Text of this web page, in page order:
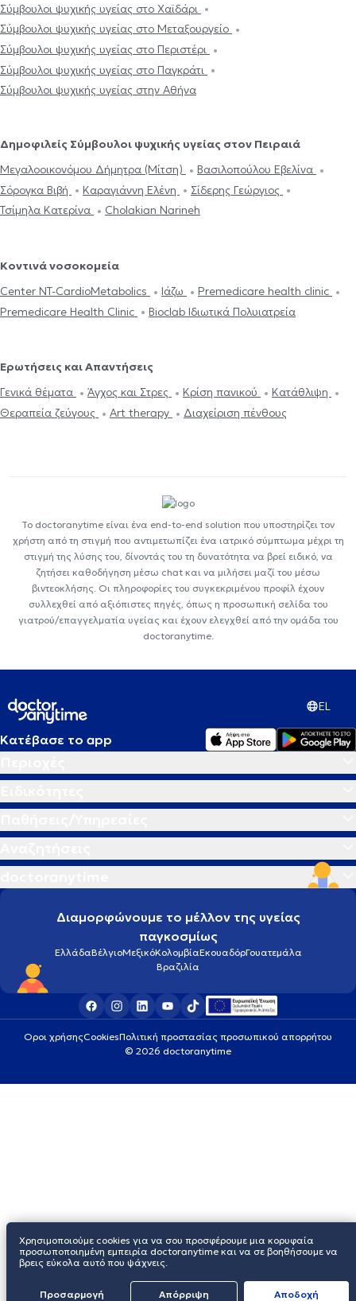
Σύμβουλοι ψυχικής υγείας στο Χαϊδάρι
Σύμβουλοι ψυχικής υγείας στο Μεταξουργείο
Σύμβουλοι ψυχικής υγείας στο Περιστέρι
Σύμβουλοι ψυχικής υγείας στο Παγκράτι
Σύμβουλοι ψυχικής υγείας στην Αθήνα
Δημοφιλείς Σύμβουλοι ψυχικής υγείας στον Πειραιά
Μεγαλοοικονόμου Δήμητρα (Μίτση)
Βασιλοπούλου Εβελίνα
Σόρογκα Βιβή
Καραγιάννη Ελένη
Σίδερης Γεώργιος
Τσίμηλα Κατερίνα
Cholakian Narineh
Κοντινά νοσοκομεία
Center NT-CardioMetabolics
Ιάζω
Premedicare health clinic
Premedicare Health Clinic
Bioclab Ιδιωτικά Πολυιατρεία
Ερωτήσεις και Απαντήσεις
Γενικά θέματα
Άγχος και Στρες Κρίση πανικού
Κατάθλιψη
Θεραπεία ζεύγους
Art therapy Διαχείριση πένθους
Το doctoranytime είναι ένα end-to-end solution που υποστηρίζει τον
χρήστη από τη στιγμή που αντιμετωπίζει ένα ιατρικό σύμπτωμα μέχρι τη
στιγμή της λύσης του, δίνοντάς του τη δυνατότητα να βρεί ειδικό, να
ζητήσει καθοδήγηση μέσω chat και να μιλήσει μαζί του μέσω
βιντεοκλήσης. Οι πληροφορίες του συγκεκριμένου προφίλ έχουν
συλλεχθεί από αξιόπιστες πηγές, όπως η προσωπική σελίδα του
γιατρού/επαγγελματία υγείας και έχουν ελεγχθεί από την ομάδα του
doctoranytime.
EL
Κατέβασε το app
Διαμορφώνουμε το μέλλον της υγείας
παγκοσμίως
ΕλλάδαΒέλγιοΜεξικόΚολομβίαΕκουαδόρΓουατεμάλα
Βραζιλία
Οροι χρήσηςCookiesΠολιτική προστασίας προσωπικού απορρήτου
© 2026 doctoranytime
Χρησιμοποιούμε cookies για να σου προσφέρουμε μια κορυφαία
προσωποποιημένη εμπειρία doctoranytime και να σε βοηθήσουμε να
βρεις εύκολα αυτό που ψάχνεις.
Προσαρμογή Απόρριψη Aποδοχή